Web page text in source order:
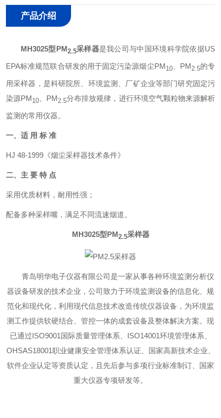
产品介绍
MH3025型PM2.5采样器是我公司与中国环境科学院依据US
EPA标准规范联合研发的用于固定污染源烟尘PM10、PM2.5的专
用采样器，是科研院所、环境监测、厂矿企业等部门研究固定污
染源PM10 、PM2.5分布排放规律，进行环境空气颗粒物来源解析
监测的常用仪器。
一、适 用 标 准
HJ 48-1999《烟尘采样器技术条件》
二、主 要 特 点
采用优质材料，耐用性强；
配备多种采样嘴，满足不同流速烟道。
MH3025型PM2.5采样器
青岛明华电子仪器有限公司是一家从事各种环境监测分析仪
器设备研发的技术企业，公司致力于环境监测设备的信息化、规
范化和现代化，利用现代信息技术改造传统仪器设备，为环境监
测工作提供软硬结合、管控一体的成套设备及整体解决方案。现
已通过ISO9001国际质量管理体系、ISO14001环境管理体系、
OHSAS18001职业健康安全管理体系认证、国家高新技术企业、
软件企业认定等资质认定，且先后参与多项行业标准制订、国家
重大仪器专项研发等。